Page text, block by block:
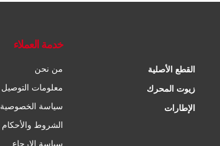
القطع الأصلية
زيوت المحرك
الإطارات
خدمة العملاء
من نحن
معلومات التوصيل
سياسة الخصوصية
الشروط والأحكام
سياسة الإرجاع